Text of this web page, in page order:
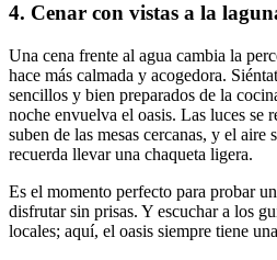
4. Cenar con vistas a la
Una cena frente al agua cambia la
hace más calmada y acogedora.
sencillos y bien preparados de la
noche envuelva el oasis. Las luces se
suben de las mesas cercanas, y el aire
recuerda llevar una chaqueta ligera.
Es el momento perfecto para probar
disfrutar sin prisas. Y escuchar a los
locales; aquí, el oasis siempre tiene